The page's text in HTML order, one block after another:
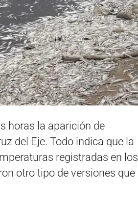
horas la aparición de
del Eje. Todo indica que la
registradas en los
otro tipo de versiones que